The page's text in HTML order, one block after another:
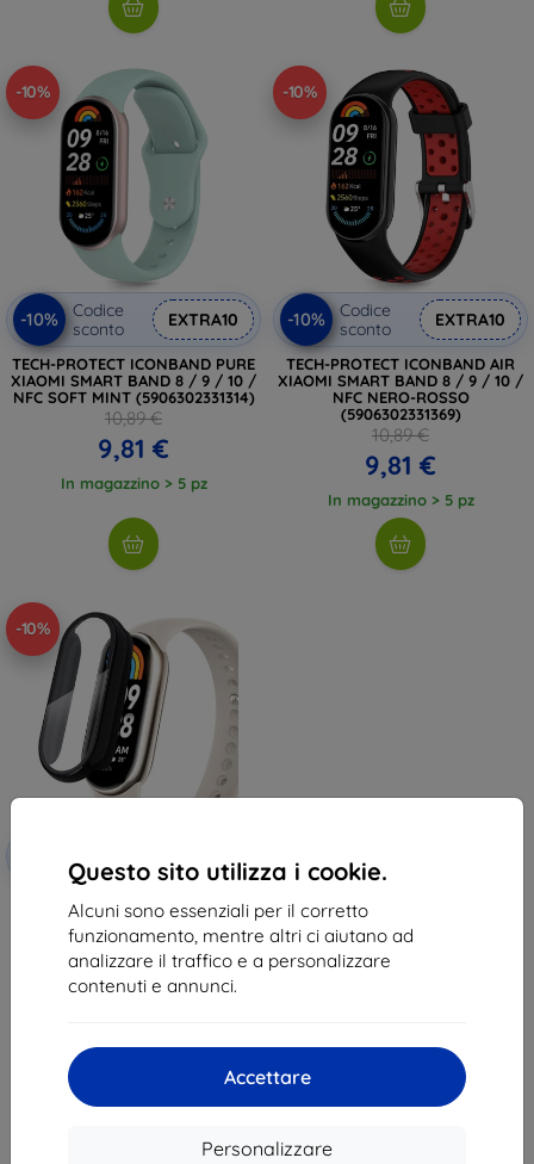
Questo sito utilizza i cookie.
Alcuni sono essenziali per il corretto
funzionamento, mentre altri ci aiutano ad
analizzare il traffico e a personalizzare
contenuti e annunci.
Accettare
Personalizzare
-10%
-10%
Codice
sconto
EXTRA10
TECH-PROTECT ICONBAND PURE
XIAOMI SMART BAND 8 / 9 / 10 /
NFC SOFT MINT (5906302331314)
10,89 €
9,81 €
In magazzino > 5 pz
-10%
-10%
Codice
sconto
EXTRA10
TECH-PROTECT ICONBAND AIR
XIAOMI SMART BAND 8 / 9 / 10 /
NFC NERO-ROSSO
(5906302331369)
10,89 €
9,81 €
In magazzino > 5 pz
-10%
sconto
Custodia TECH-PROTECT
DEFENSE360 per XIAOMI SMART
BAND 8 / 8 NFC nero
(9490713934883)
10,89 €
9,81 €